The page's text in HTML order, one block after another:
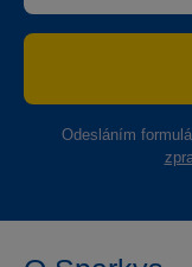
Odesláním